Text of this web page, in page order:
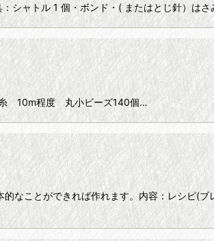
ャトル 1 個・ボンド・( またはとじ針）はさ
糸 10m程度 丸小ビーズ140個…
ことができれば作れます。内容：レシピ(ブ